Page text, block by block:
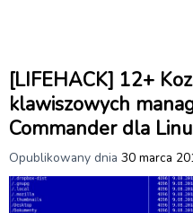
[LIFEHACK] 12+
klawiszowych
Commander dla
Opublikowany dnia 30 marca